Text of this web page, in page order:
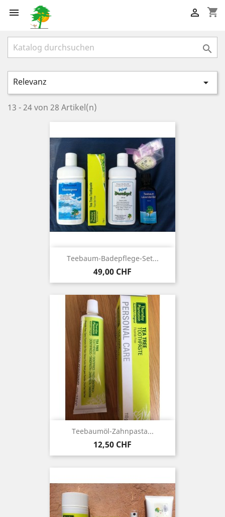
 shopping_cart


Relevanz 
13 - 24 von 28 Artikel(n)
Teebaum-Badepflege-Set...
Preis
49,00 CHF
Teebaumöl-Zahnpasta...
Preis
12,50 CHF